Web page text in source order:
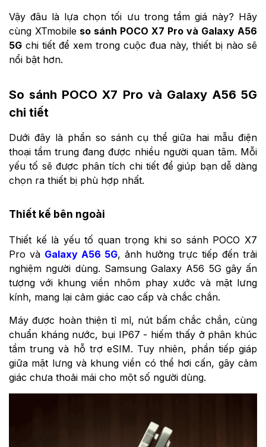
Vậy đâu là lựa chọn tối ưu trong tầm giá này? Hãy
cùng XTmobile so sánh POCO X7 Pro và Galaxy A56
5G chi tiết để xem trong cuộc đua này, thiết bị nào sẽ
nổi bật hơn.
So sánh POCO X7 Pro và Galaxy A56 5G
chi tiết
Dưới đây là phần so sánh cụ thể giữa hai mẫu điện
thoại tầm trung đang được nhiều người quan tâm. Mỗi
yếu tố sẽ được phân tích chi tiết để giúp bạn dễ dàng
chọn ra thiết bị phù hợp nhất.
Thiết kế bên ngoài
Thiết kế là yếu tố quan trọng khi so sánh POCO X7
Pro và Galaxy A56 5G, ảnh hưởng trực tiếp đến trải
nghiệm người dùng. Samsung Galaxy A56 5G gây ấn
tượng với khung viền nhôm phay xước và mặt lưng
kính, mang lại cảm giác cao cấp và chắc chắn.
Máy được hoàn thiện tỉ mỉ, nút bấm chắc chắn, cùng
chuẩn kháng nước, bụi IP67 - hiếm thấy ở phân khúc
tầm trung và hỗ trợ eSIM. Tuy nhiên, phần tiếp giáp
giữa mặt lưng và khung viền có thể hơi cấn, gây cảm
giác chưa thoải mái cho một số người dùng.